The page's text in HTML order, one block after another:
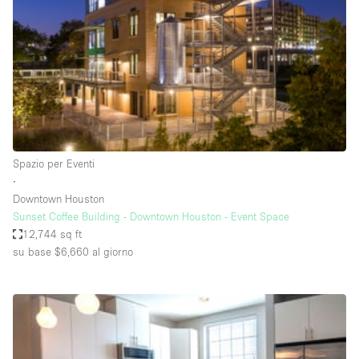
Spazio pubblicitario
Spazio unico
Stand / Bancarella
Stand / Chiosco / Stand
Studio fotografico / riprese
Terrazzo
Villa / Casa
Accesso per disabili
Ampia Porta d'Ingresso
Spazio per Eventi
∙
Downtown Houston
Sunset Coffee Building - Downtown Houston - Event Space
12,744 sq ft
su base $6,660 al giorno